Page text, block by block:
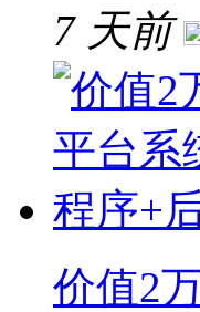
7 天前
价值2